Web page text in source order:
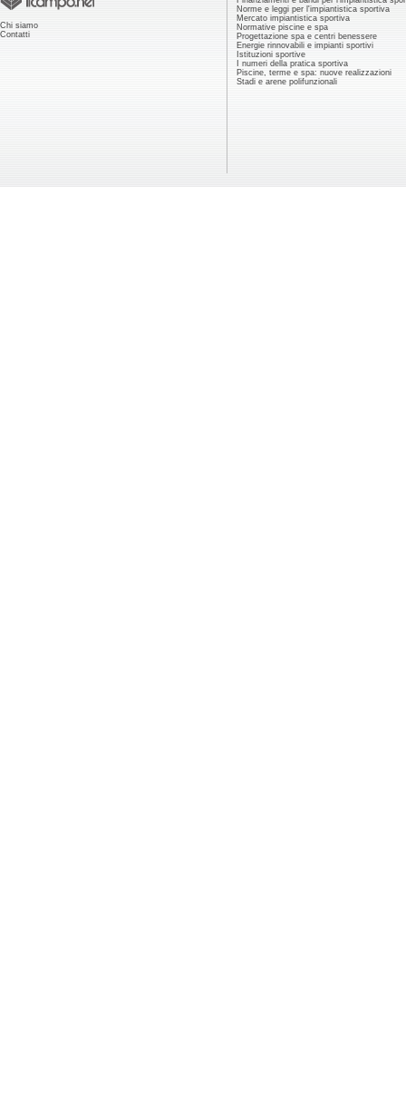
Chi siamo
Contatti
Norme e leggi per l'impiantistica sportiva
Mercato impiantistica sportiva
Normative piscine e spa
Progettazione spa e centri benessere
Energie rinnovabili e impianti sportivi
Istituzioni sportive
I numeri della pratica sportiva
Piscine, terme e spa: nuove realizzazioni
Stadi e arene polifunzionali